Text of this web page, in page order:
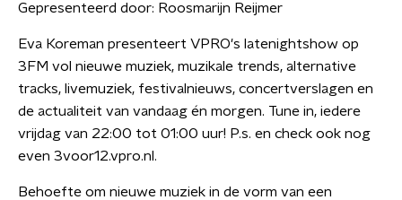
Gepresenteerd door: Roosmarijn Reijmer
Eva Koreman presenteert VPRO's latenightshow op
3FM vol nieuwe muziek, muzikale trends, alternative
tracks, livemuziek, festivalnieuws, concertverslagen en
de actualiteit van vandaag én morgen. Tune in, iedere
vrijdag van 22:00 tot 01:00 uur! P.s. en check ook nog
even 3voor12.vpro.nl.
Behoefte om nieuwe muziek in de vorm van een